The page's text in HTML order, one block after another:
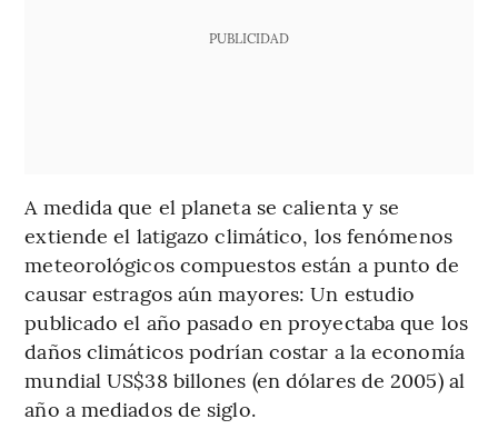
PUBLICIDAD
A medida que el planeta se calienta y se
extiende el latigazo climático, los fenómenos
meteorológicos compuestos están a punto de
causar estragos aún mayores: Un estudio
publicado el año pasado en proyectaba que los
daños climáticos podrían costar a la economía
mundial US$38 billones (en dólares de 2005) al
año a mediados de siglo.